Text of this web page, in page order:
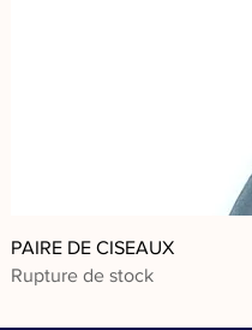
PAIRE DE CISEAUX
Rupture de stock